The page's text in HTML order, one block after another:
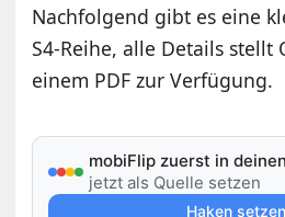
Nachfolgend gibt es eine
S4-Reihe, alle Details stellt
einem PDF zur Verfügung.
mobiFlip zuerst in
jetzt als Quelle setzen
Haken